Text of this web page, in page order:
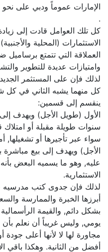
الإمارات عموماً ودبي على
كل تلك العوامل قادت إلى زيادة
الاستثمارات (المحلية
العملاقة التي تتمتع برساميل
وامتيازات عديدة للتطوير
لذلك فإن على المستثمر
كل منهما يشبه الثاني في كل
ينقسم إلى قسمين:
الأول (طويل الأجل) ويهدف إلى
سنوات طويلة مقبلة أو امتلاك
سواء عبر تأجيرها أو تشغيلها,
الأجل) ويهدف إلى بيع مباشرة
عليه, وهو ما يسميه البعض
الاستثمارية.
لذلك فإن جدوى كتب مدرسيه
أبرزها الخبرة والممارسة
بشكل دائم, والقيمة
يومي, وليس غريباً أن نعلم بأن
مجاورة لها لا لأنها أعلى جودة
أفضل من الثانية. وهكذا باقي